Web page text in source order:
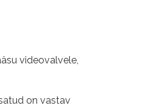
videovalvele,
on vastav